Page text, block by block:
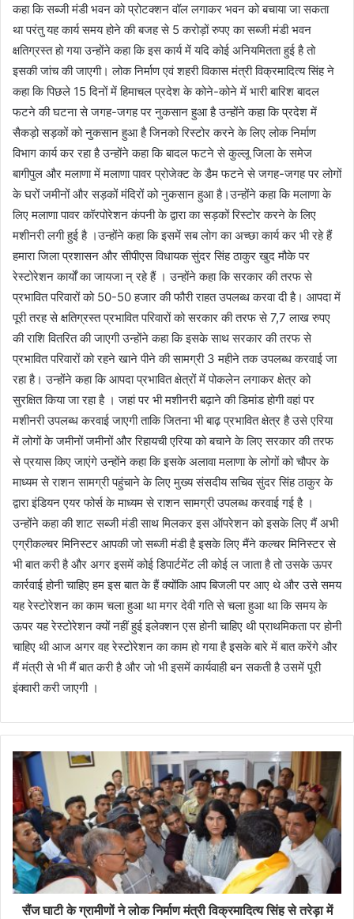
कहा कि सब्जी मंडी भवन को प्रोटक्शन वॉल लगाकर भवन को बचाया जा सकता
था परंतु यह कार्य समय होने की बजह से 5 करोड़ों रुपए का सब्जी मंडी भवन
क्षतिग्रस्त हो गया उन्होंने कहा कि इस कार्य में यदि कोई अनियमितता हुई है तो
इसकी जांच की जाएगी। लोक निर्माण एवं शहरी विकास मंत्री विक्रमादित्य सिंह ने
कहा कि पिछले 15 दिनों में हिमाचल प्रदेश के कोने-कोने में भारी बारिश बादल
फटने की घटना से जगह-जगह पर नुकसान हुआ है उन्होंने कहा कि प्रदेश में
सैकड़ो सड़कों को नुकसान हुआ है जिनको रिस्टोर करने के लिए लोक निर्माण
विभाग कार्य कर रहा है उन्होंने कहा कि बादल फटने से कुल्लू जिला के समेज
बागीपुल और मलाणा में मलाणा पावर प्रोजेक्ट के डैम फटने से जगह-जगह पर लोगों
के घरों जमीनों और सड़कों मंदिरों को नुकसान हुआ है।उन्होंने कहा कि मलाणा के
लिए मलाणा पावर कॉरपोरेशन कंपनी के द्वारा का सड़कों रिस्टोर करने के लिए
मशीनरी लगी हुई है ।उन्होंने कहा कि इसमें सब लोग का अच्छा कार्य कर भी रहे हैं
हमारा जिला प्रशासन और सीपीएस विधायक सुंदर सिंह ठाकुर खुद मौके पर
रेस्टोरेशन कार्यों का जायजा न् रहे हैं । उन्होंने कहा कि सरकार की तरफ से
प्रभावित परिवारों को 50-50 हजार की फौरी राहत उपलब्ध करवा दी है। आपदा में
पूरी तरह से क्षतिग्रस्त प्रभावित परिवारों को सरकार की तरफ से 7,7 लाख रुपए
की राशि वितरित की जाएगी उन्होंने कहा कि इसके साथ सरकार की तरफ से
प्रभावित परिवारों को रहने खाने पीने की सामग्री 3 महीने तक उपलब्ध करवाई जा
रहा है। उन्होंने कहा कि आपदा प्रभावित क्षेत्रों में पोकलेन लगाकर क्षेत्र को
सुरक्षित किया जा रहा है । जहां पर भी मशीनरी बढ़ाने की डिमांड होगी वहां पर
मशीनरी उपलब्ध करवाई जाएगी ताकि जितना भी बाढ़ प्रभावित क्षेत्र है उसे एरिया
में लोगों के जमीनों जमीनों और रिहायची एरिया को बचाने के लिए सरकार की तरफ
से प्रयास किए जाएंगे उन्होंने कहा कि इसके अलावा मलाणा के लोगों को चौपर के
माध्यम से राशन सामग्री पहुंचाने के लिए मुख्य संसदीय सचिव सुंदर सिंह ठाकुर के
द्वारा इंडियन एयर फोर्स के माध्यम से राशन सामग्री उपलब्ध करवाई गई है ।
उन्होंने कहा की शाट सब्जी मंडी साथ मिलकर इस ऑपरेशन को इसके लिए मैं अभी
एग्रीकल्चर मिनिस्टर आपकी जो सब्जी मंडी है इसके लिए मैंने कल्चर मिनिस्टर से
भी बात करी है और अगर इसमें कोई डिपार्टमेंट ली कोई ल जाता है तो उसके ऊपर
कार्रवाई होनी चाहिए हम इस बात के हैं क्योंकि आप बिजली पर आए थे और उसे समय
यह रेस्टोरेशन का काम चला हुआ था मगर देवी गति से चला हुआ था कि समय के
ऊपर यह रेस्टोरेशन क्यों नहीं हुई इलेक्शन एस होनी चाहिए थी प्राथमिकता पर होनी
चाहिए थी आज अगर वह रेस्टोरेशन का काम हो गया है इसके बारे में बात करेंगे और
मैं मंत्री से भी मैं बात करी है और जो भी इसमें कार्यवाही बन सकती है उसमें पूरी
इंक्वारी करी जाएगी ।
सैंज घाटी के ग्रामीणों ने लोक निर्माण मंत्री विक्रमादित्य सिंह से तरेड़ा में